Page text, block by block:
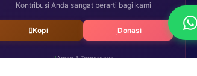
Kontribusi Anda sangat berarti bagi kami
Kopi Donasi
Aman & Terpercaya